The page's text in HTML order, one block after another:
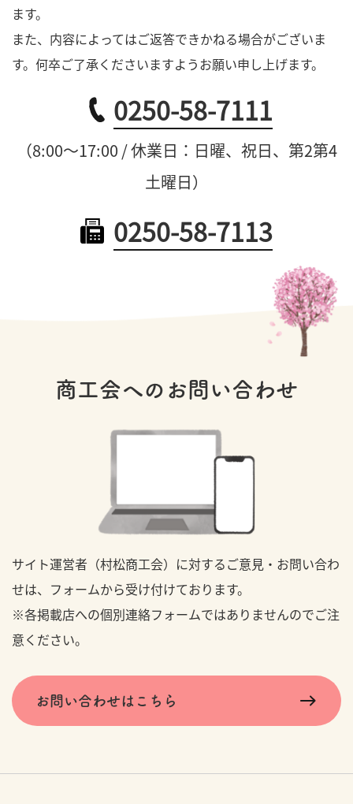
ます。
また、内容によってはご返答できかねる場合がございま
す。何卒ご了承くださいますようお願い申し上げます。
0250-58-7111
（8:00～17:00 / 休業日：日曜、祝日、第2第4
土曜日）
0250-58-7113
商工会へのお問い合わせ
サイト運営者（村松商工会）に対するご意見・お問い合わ
せは、フォームから受け付けております。
※各掲載店への個別連絡フォームではありませんのでご注
意ください。
お問い合わせはこちら